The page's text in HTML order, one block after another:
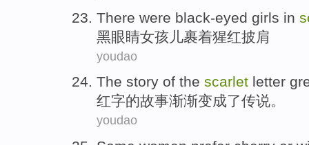
There were black-eyed girls in
黑眼睛女孩儿裹着猩红披肩
youdao
The story of the scarlet letter
红字的故事渐渐变成了传说。
youdao